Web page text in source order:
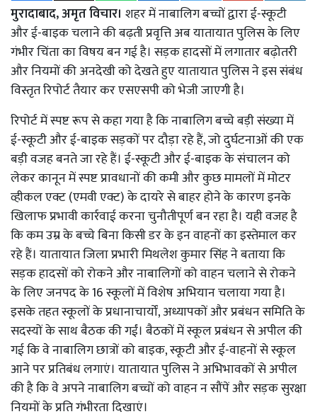
मुरादाबाद, अमृत विचार। शहर में नाबालिग बच्चों द्वारा ई-स्कूटी
और ई-बाइक चलाने की बढ़ती प्रवृत्ति अब यातायात पुलिस के लिए
गंभीर चिंता का विषय बन गई है। सड़क हादसों में लगातार बढ़ोतरी
और नियमों की अनदेखी को देखते हुए यातायात पुलिस ने इस संबंध
विस्तृत रिपोर्ट तैयार कर एसएसपी को भेजी जाएगी है।
रिपोर्ट में स्पष्ट रूप से कहा गया है कि नाबालिग बच्चे बड़ी संख्या में
ई-स्कूटी और ई-बाइक सड़कों पर दौड़ा रहे हैं, जो दुर्घटनाओं की एक
बड़ी वजह बनते जा रहे हैं। ई-स्कूटी और ई-बाइक के संचालन को
लेकर कानून में स्पष्ट प्रावधानों की कमी और कुछ मामलों में मोटर
व्हीकल एक्ट (एमवी एक्ट) के दायरे से बाहर होने के कारण इनके
खिलाफ प्रभावी कार्रवाई करना चुनौतीपूर्ण बन रहा है। यही वजह है
कि कम उम्र के बच्चे बिना किसी डर के इन वाहनों का इस्तेमाल कर
रहे हैं। यातायात जिला प्रभारी मिथलेश कुमार सिंह ने बताया कि
सड़क हादसों को रोकने और नाबालिगों को वाहन चलाने से रोकने
के लिए जनपद के 16 स्कूलों में विशेष अभियान चलाया गया है।
इसके तहत स्कूलों के प्रधानाचार्यों, अध्यापकों और प्रबंधन समिति के
सदस्यों के साथ बैठक की गईं। बैठकों में स्कूल प्रबंधन से अपील की
गई कि वे नाबालिग छात्रों को बाइक, स्कूटी और ई-वाहनों से स्कूल
आने पर प्रतिबंध लगाएं। यातायात पुलिस ने अभिभावकों से अपील
की है कि वे अपने नाबालिग बच्चों को वाहन न सौंपें और सड़क सुरक्षा
नियमों के प्रति गंभीरता दिखाएं।